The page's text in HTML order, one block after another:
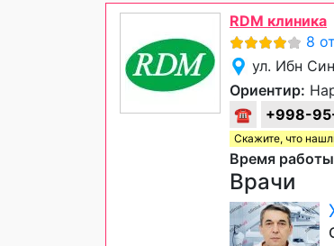
RDM клиника
8
ул. Ибн
Ориентир:
☎
+998-
Скажите, что
Время
Врачи